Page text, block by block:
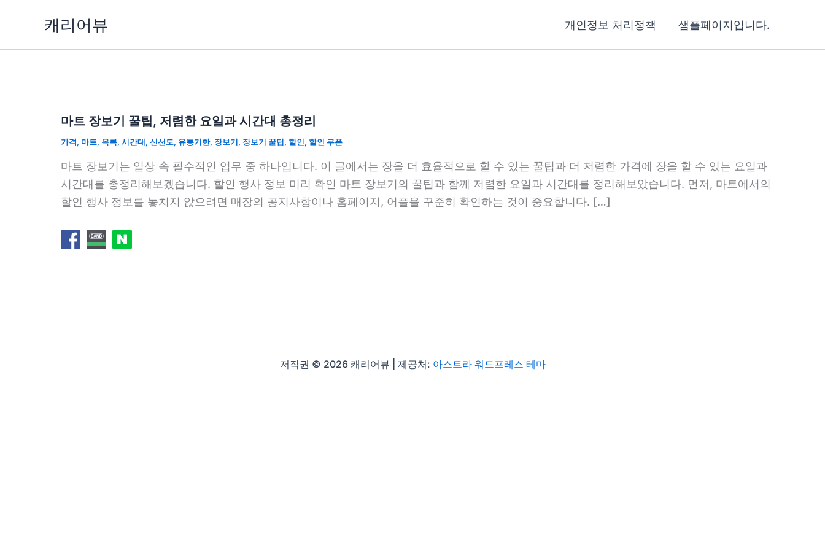
캐리어뷰 개인정보 처리정책 샘플페이지입니다.
마트 장보기 꿀팁, 저렴한 요일과 시간대 총정리
가격, 마트, 목록, 시간대, 신선도, 유통기한, 장보기, 장보기 꿀팁, 할인, 할인 쿠폰
마트 장보기는 일상 속 필수적인 업무 중 하나입니다. 이 글에서는 장을 더 효율적으로 할 수 있는 꿀팁과 더 저렴한 가격에 장을 할 수 있는 요일과
시간대를 총정리해보겠습니다. 할인 행사 정보 미리 확인 마트 장보기의 꿀팁과 함께 저렴한 요일과 시간대를 정리해보았습니다. 먼저, 마트에서의
할인 행사 정보를 놓치지 않으려면 매장의 공지사항이나 홈페이지, 어플을 꾸준히 확인하는 것이 중요합니다. […]
저작권 © 2026 캐리어뷰 | 제공처: 아스트라 워드프레스 테마